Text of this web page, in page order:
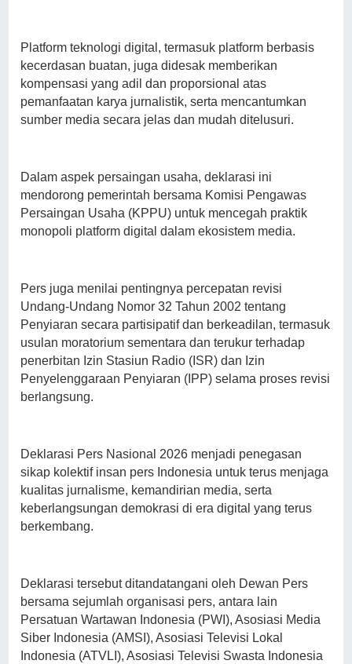
Platform teknologi digital, termasuk platform berbasis
kecerdasan buatan, juga didesak memberikan
kompensasi yang adil dan proporsional atas
pemanfaatan karya jurnalistik, serta mencantumkan
sumber media secara jelas dan mudah ditelusuri.
Dalam aspek persaingan usaha, deklarasi ini
mendorong pemerintah bersama Komisi Pengawas
Persaingan Usaha (KPPU) untuk mencegah praktik
monopoli platform digital dalam ekosistem media.
Pers juga menilai pentingnya percepatan revisi
Undang-Undang Nomor 32 Tahun 2002 tentang
Penyiaran secara partisipatif dan berkeadilan, termasuk
usulan moratorium sementara dan terukur terhadap
penerbitan Izin Stasiun Radio (ISR) dan Izin
Penyelenggaraan Penyiaran (IPP) selama proses revisi
berlangsung.
Deklarasi Pers Nasional 2026 menjadi penegasan
sikap kolektif insan pers Indonesia untuk terus menjaga
kualitas jurnalisme, kemandirian media, serta
keberlangsungan demokrasi di era digital yang terus
berkembang.
Deklarasi tersebut ditandatangani oleh Dewan Pers
bersama sejumlah organisasi pers, antara lain
Persatuan Wartawan Indonesia (PWI), Asosiasi Media
Siber Indonesia (AMSI), Asosiasi Televisi Lokal
Indonesia (ATVLI), Asosiasi Televisi Swasta Indonesia